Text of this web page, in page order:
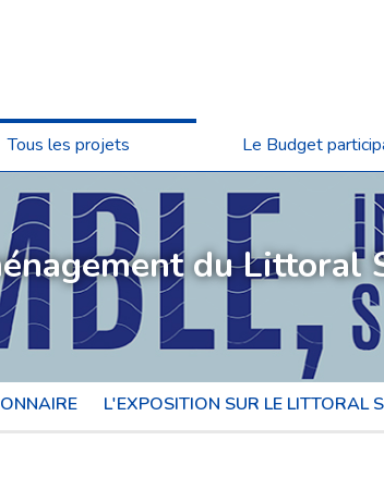
Tous les projets Le Budget
du Littoral
L'EXPOSITION SUR LE LITTORAL